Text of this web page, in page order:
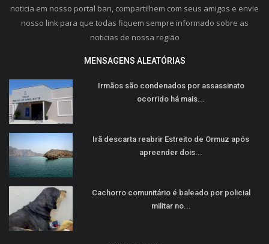
noticia em nosso portal ban, compartilhem com seus amigos e envie
nosso link para que todas fiquem sempre informado sobre as
noticias de nossa região
MENSAGENS ALEATÓRIAS
Irmãos são condenados por assassinato
ocorrido há mais...
Irã descarta reabrir Estreito de Ormuz após
apreender dois...
Cachorro comunitário é baleado por policial
militar no...